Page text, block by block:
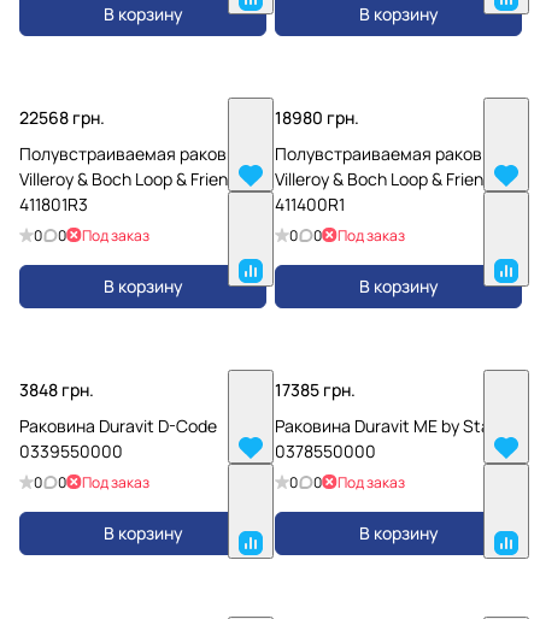
В корзину В корзину
22568 грн.
Полувстраиваемая раковина
Villeroy & Boch Loop & Friends
411801R3
0 0 Под заказ
В корзину
18980 грн.
Полувстраиваемая раковина
Villeroy & Boch Loop & Friends
411400R1
0 0 Под заказ
В корзину
3848 грн.
Раковина Duravit D-Code
0339550000
0 0 Под заказ
В корзину
17385 грн.
Раковина Duravit ME by Starck
0378550000
0 0 Под заказ
В корзину